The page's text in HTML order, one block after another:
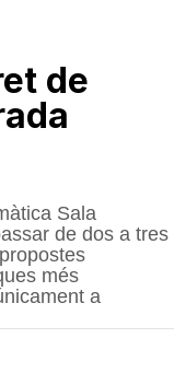
de
Sala
de dos a tres
més
a